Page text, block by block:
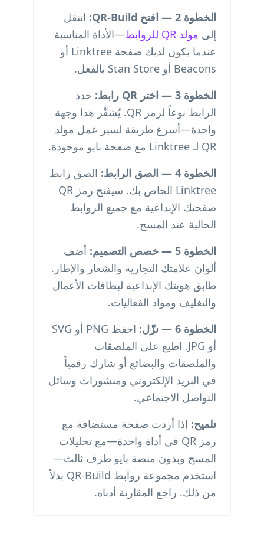
الخطوة 2 — افتح QR-Build:
انتقل
إلى مولد QR للروابط
—الأداة المناسبة
عندما يكون لديك صفحة Linktree أو
Beacons أو Stan Store بالفعل.
الخطوة 3 — اختر QR رابط:
حدد
الرابط نوعاً لرمز QR. يُشفّر هذا وجهة
واحدة—أسرع طريقة لسير عمل مولد
QR لـ Linktree مع صفحة بايو موجودة.
الخطوة 4 — الصق الرابط:
الصق رابط
Linktree الخاص بك. سيفتح رمز QR
صفحتك الإبداعية مع جميع الروابط
الحالية عند المسح.
الخطوة 5 — خصص التصميم:
أضف
ألوان علامتك التجارية والشعار والإطار.
طابق هويتك الإبداعية لبطاقات الأعمال
والتغليف ومواد الفعاليات.
الخطوة 6 — نزّل:
احفظ PNG أو SVG
أو JPG. اطبع على الملصقات
والملصقات والبضائع أو شارك رقمياً
في البريد الإلكتروني ومنشورات وسائل
التواصل الاجتماعي.
تلميح: إذا أردت صفحة مستضافة مع
رمز QR في أداة واحدة—مع تحليلات
المسح وبدون منصة بايو طرف ثالث—
استخدم مجموعة روابط QR-Build بدلاً
من ذلك. راجع المقارنة أدناه.